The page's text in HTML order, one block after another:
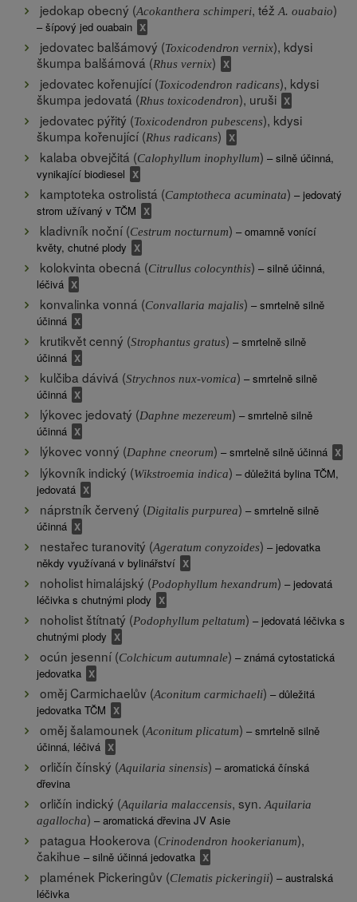
jedokap obecný (Acokanthera schimperi, též A. ouabaio)
– šípový jed ouabain
jedovatec balšámový (Toxicodendron vernix), kdysi
škumpa balšámová (Rhus vernix)
jedovatec kořenující (Toxicodendron radicans), kdysi
škumpa jedovatá (Rhus toxicodendron), uruši
jedovatec pýřitý (Toxicodendron pubescens), kdysi
škumpa kořenující (Rhus radicans)
kalaba obvejčitá (Calophyllum inophyllum) – silně účinná,
vynikající biodiesel
kamptoteka ostrolistá (Camptotheca acuminata) – jedovatý
strom užívaný v TČM
kladivník noční (Cestrum nocturnum) – omamně vonící
květy, chutné plody
kolokvinta obecná (Citrullus colocynthis) – silně účinná,
léčivá
konvalinka vonná (Convallaria majalis) – smrtelně silně
účinná
krutikvět cenný (Strophantus gratus) – smrtelně silně
účinná
kulčiba dávivá (Strychnos nux-vomica) – smrtelně silně
účinná
lýkovec jedovatý (Daphne mezereum) – smrtelně silně
účinná
lýkovec vonný (Daphne cneorum) – smrtelně silně účinná
lýkovník indický (Wikstroemia indica) – důležitá bylina TČM,
jedovatá
náprstník červený (Digitalis purpurea) – smrtelně silně
účinná
nestařec turanovitý (Ageratum conyzoides) – jedovatka
někdy využívaná v bylinářství
noholist himalájský (Podophyllum hexandrum) – jedovatá
léčivka s chutnými plody
noholist štítnatý (Podophyllum peltatum) – jedovatá léčivka s
chutnými plody
ocún jesenní (Colchicum autumnale) – známá cytostatická
jedovatka
oměj Carmichaelův (Aconitum carmichaeli) – důležitá
jedovatka TČM
oměj šalamounek (Aconitum plicatum) – smrtelně silně
účinná, léčivá
orličín čínský (Aquilaria sinensis) – aromatická čínská
dřevina
orličín indický (Aquilaria malaccensis, syn. Aquilaria
agallocha) – aromatická dřevina JV Asie
patagua Hookerova (Crinodendron hookerianum),
čakihue – silně účinná jedovatka
plamének Pickeringův (Clematis pickeringii) – australská
léčivka